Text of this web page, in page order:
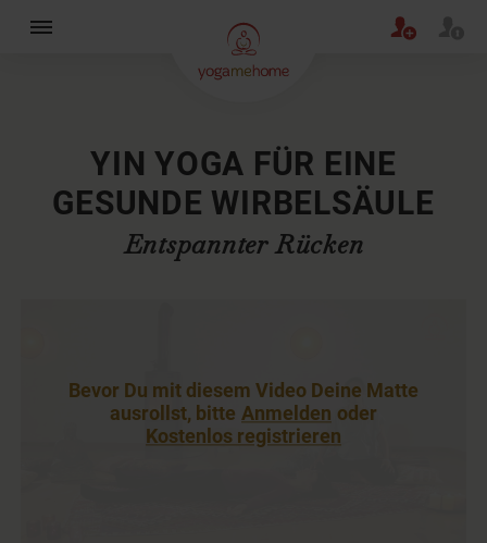
YIN YOGA FÜR EINE
GESUNDE WIRBELSÄULE
Entspannter Rücken
Bevor Du mit diesem Video Deine Matte
ausrollst, bitte Anmelden oder
Kostenlos registrieren